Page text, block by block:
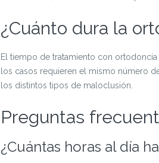
¿Cuánto dura la
El tiempo de tratamiento con
los casos requieren el mismo número
los distintos tipos de maloclusión.
Preguntas
¿Cuántas horas al día